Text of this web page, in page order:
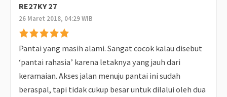
RE27KY 27
26 Maret 2018, 04:29 WIB
Pantai yang masih alami. Sangat cocok kalau disebut
‘pantai rahasia’ karena letaknya yang jauh dari
keramaian. Akses jalan menuju pantai ini sudah
beraspal, tapi tidak cukup besar untuk dilalui oleh dua